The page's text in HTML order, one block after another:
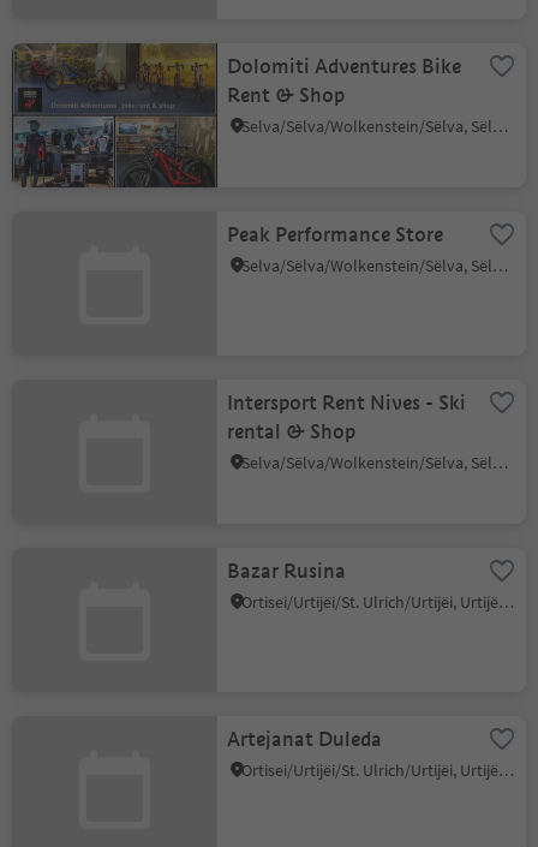
Dolomiti Adventures Bike
Rent & Shop
Selva/Sëlva/Wolkenstein/Sëlva, Sëlva/Selva di Val Gardena, Dolomites Region Val Gardena
Peak Performance Store
Selva/Sëlva/Wolkenstein/Sëlva, Sëlva/Selva di Val Gardena, Dolomites Region Val Gardena
Intersport Rent Nives - Ski
rental & Shop
Selva/Sëlva/Wolkenstein/Sëlva, Sëlva/Selva di Val Gardena, Dolomites Region Val Gardena
Bazar Rusina
Ortisei/Urtijëi/St. Ulrich/Urtijëi, Urtijëi/Ortisei, Dolomites Region Val Gardena
Artejanat Duleda
Ortisei/Urtijëi/St. Ulrich/Urtijëi, Urtijëi/Ortisei, Dolomites Region Val Gardena